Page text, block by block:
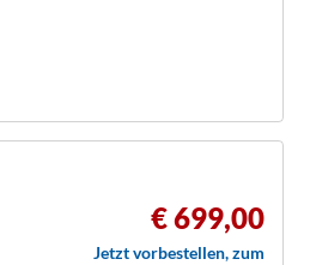
€ 699,00
Jetzt vorbestellen, zum